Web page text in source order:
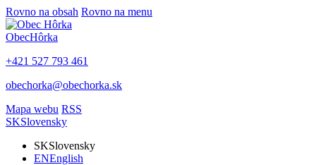
Rovno na obsah Rovno na menu
ObecHôrka
+421 527 793 461
obechorka@obechorka.sk
Mapa webu RSS
SKSlovensky
SKSlovensky
ENEnglish